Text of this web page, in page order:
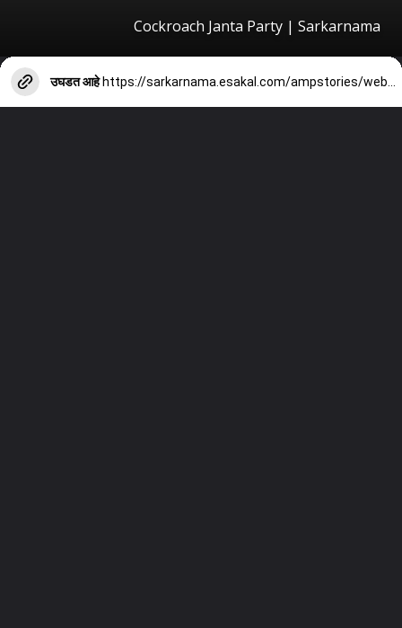
Cockroach Janta Party | Sarkarnama
उघडत आहे